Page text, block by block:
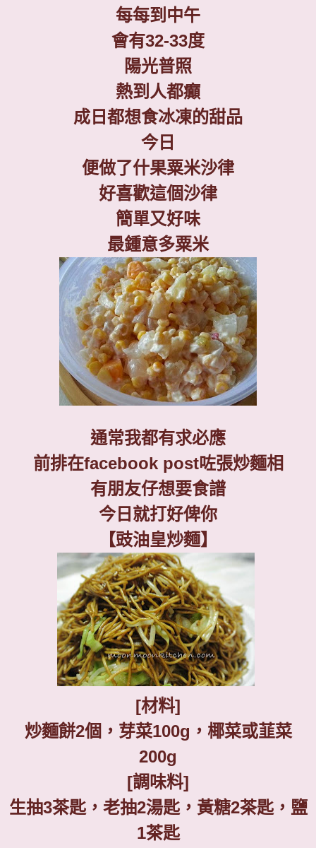
每每到中午
會有32-33度
陽光普照
熱到人都癲
成日都想食冰凍的甜品
今日
便做了什果粟米沙律
好喜歡這個沙律
簡單又好味
最鍾意多粟米
通常我都有求必應
前排在facebook post咗張炒麵相
有朋友仔想要食譜
今日就打好俾你
【豉油皇炒麵】
[材料]
炒麵餅2個，芽菜100g ，椰菜或韮菜
200g
[調味料]
生抽3茶匙，老抽2湯匙，黃糖2茶匙，鹽
1茶匙